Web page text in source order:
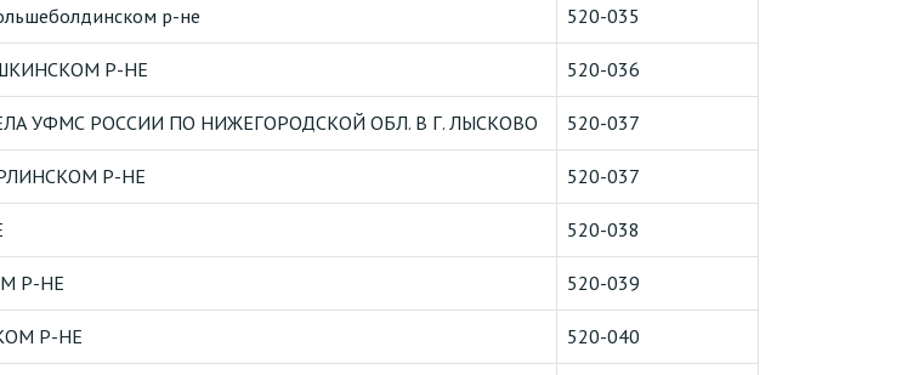
р-не 520-035
Р-НЕ 520-036
УФМС РОССИИ ПО НИЖЕГОРОДСКОЙ ОБЛ. В Г. ЛЫСКОВО 520-037
Р-НЕ 520-037
520-038
Р-НЕ 520-039
Р-НЕ 520-040